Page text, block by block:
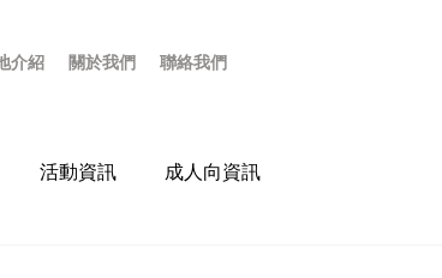
介紹 關於我們 聯絡我們
活動資訊 成人向資訊